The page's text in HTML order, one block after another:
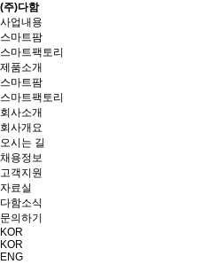
(주)다함
사업내용
스마트팜
스마트팩토리
제품소개
스마트팜
스마트팩토리
회사소개
회사개요
오시는 길
채용정보
고객지원
자료실
다함소식
문의하기
KOR
KOR
ENG